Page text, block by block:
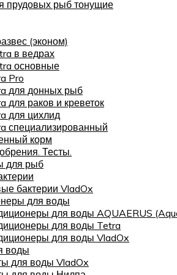
прудовых рыб тонущие
(эконом)
в ведрах
основные
Pro
для донных рыб
для раков и креветок
для цихлид
специализированный
корм
Тесты.
для рыб
бактерии VladOx
для воды
для воды AQUAERUS
для воды Tetra
для воды VladOx
воды
для воды VladOx